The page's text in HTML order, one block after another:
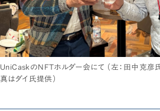
UniCaskのNFTホルダー会にて （左：田中克彦氏
真はダイ氏提供）